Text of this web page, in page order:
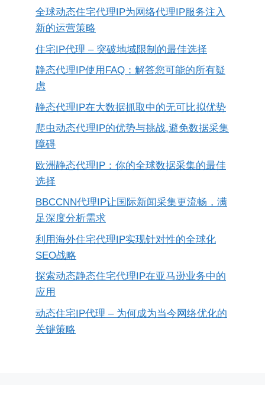
全球动态住宅代理IP为网络代理IP服务注入
新的运营策略
住宅IP代理 – 突破地域限制的最佳选择
静态代理IP使用FAQ：解答您可能的所有疑
虑
静态代理IP在大数据抓取中的无可比拟优势
爬虫动态代理IP的优势与挑战,避免数据采集
障碍
欧洲静态代理IP：你的全球数据采集的最佳
选择
BBCCNN代理IP让国际新闻采集更流畅，满
足深度分析需求
利用海外住宅代理IP实现针对性的全球化
SEO战略
探索动态静态住宅代理IP在亚马逊业务中的
应用
动态住宅IP代理 – 为何成为当今网络优化的
关键策略